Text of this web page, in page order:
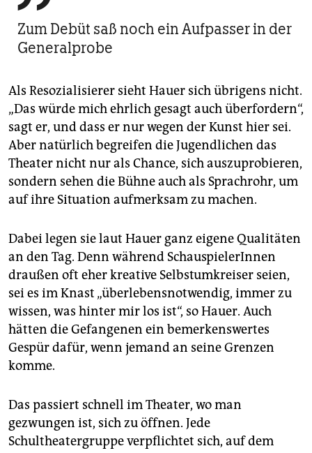
Zum Debüt saß noch ein Aufpasser in der
Generalprobe
Als Resozialisierer sieht Hauer sich übrigens nicht.
„Das würde mich ehrlich gesagt auch überfordern“,
sagt er, und dass er nur wegen der Kunst hier sei.
Aber natürlich begreifen die Jugendlichen das
Theater nicht nur als Chance, sich auszuprobieren,
sondern sehen die Bühne auch als Sprachrohr, um
auf ihre Situation aufmerksam zu machen.
Dabei legen sie laut Hauer ganz eigene Qualitäten
an den Tag. Denn während SchauspielerInnen
draußen oft eher kreative Selbstumkreiser seien,
sei es im Knast „überlebensnotwendig, immer zu
wissen, was hinter mir los ist“, so Hauer. Auch
hätten die Gefangenen ein bemerkenswertes
Gespür dafür, wenn jemand an seine Grenzen
komme.
Das passiert schnell im Theater, wo man
gezwungen ist, sich zu öffnen. Jede
Schultheatergruppe verpflichtet sich, auf dem